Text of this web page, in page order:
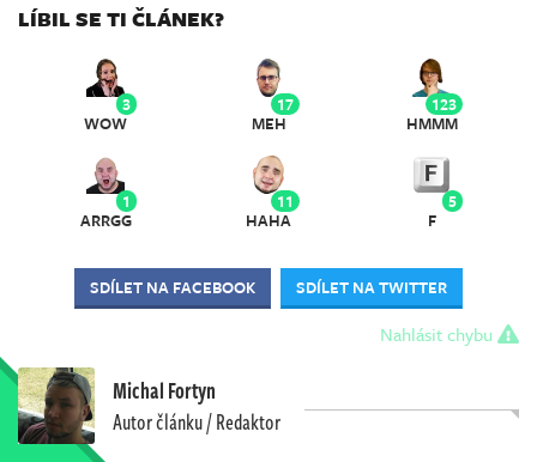
LÍBIL SE TI ČLÁNEK?
3
WOW
17
MEH
123
HMMM
1
ARRGG
11
HAHA
5
F
SDÍLET NA FACEBOOK SDÍLET NA TWITTER
Nahlásit chybu
Michal Fortyn
Autor článku / Redaktor